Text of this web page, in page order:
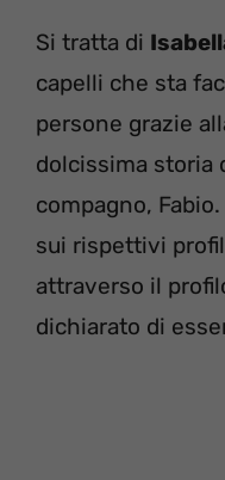
Si tratta di
capelli che sta
persone grazie
dolcissima storia
compagno,
sui rispettivi
attraverso il
dichiarato di